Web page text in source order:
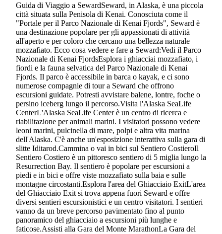
Guida di Viaggio a SewardSeward, in Alaska, è una piccola
città situata sulla Penisola di Kenai. Conosciuta come il
"Portale per il Parco Nazionale di Kenai Fjords", Seward è
una destinazione popolare per gli appassionati di attività
all'aperto e per coloro che cercano una bellezza naturale
mozzafiato. Ecco cosa vedere e fare a Seward:Vedi il Parco
Nazionale di Kenai FjordsEsplora i ghiacciai mozzafiato, i
fiordi e la fauna selvatica del Parco Nazionale di Kenai
Fjords. Il parco è accessibile in barca o kayak, e ci sono
numerose compagnie di tour a Seward che offrono
escursioni guidate. Potresti avvistare balene, lontre, foche o
persino iceberg lungo il percorso.Visita l'Alaska SeaLife
CenterL'Alaska SeaLife Center è un centro di ricerca e
riabilitazione per animali marini. I visitatori possono vedere
leoni marini, pulcinella di mare, polpi e altra vita marina
dell'Alaska. C'è anche un'esposizione interattiva sulla gara di
slitte Iditarod.Cammina o vai in bici sul Sentiero CostieroIl
Sentiero Costiero è un pittoresco sentiero di 5 miglia lungo la
Resurrection Bay. Il sentiero è popolare per escursioni a
piedi e in bici e offre viste mozzafiato sulla baia e sulle
montagne circostanti.Esplora l'area del Ghiacciaio ExitL'area
del Ghiacciaio Exit si trova appena fuori Seward e offre
diversi sentieri escursionistici e un centro visitatori. I sentieri
vanno da un breve percorso pavimentato fino al punto
panoramico del ghiacciaio a escursioni più lunghe e
faticose.Assisti alla Gara del Monte MarathonLa Gara del